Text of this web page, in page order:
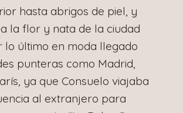
hasta abrigos de piel, y
la flor y nata de la ciudad
lo último en moda llegado
punteras como Madrid,
ya que Consuelo viajaba
al extranjero para